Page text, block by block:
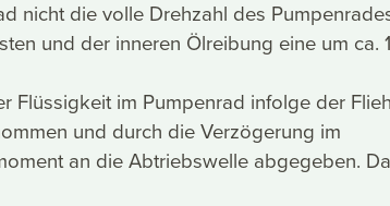
nicht die volle Drehzahl des
und der inneren Ölreibung eine um ca.
Flüssigkeit im Pumpenrad infolge der
und durch die Verzögerung im
an die Abtriebswelle abgegeben.